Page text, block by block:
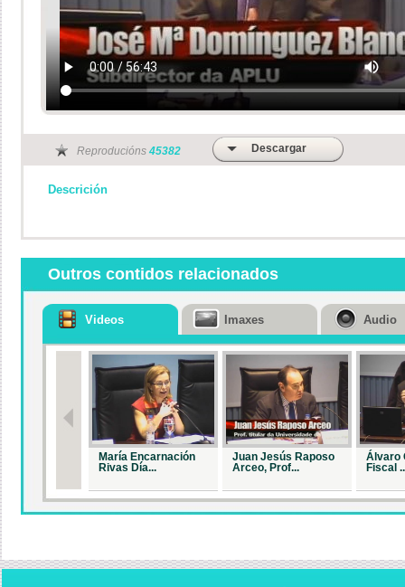
Reproducións 45382 Descargar
Descrición
Outros contidos relacionados
Videos
María Encarnación
Rivas Día...
Juan Jesús Raposo
Arceo, Prof...
Álvaro
Fiscal
Imaxes Audio